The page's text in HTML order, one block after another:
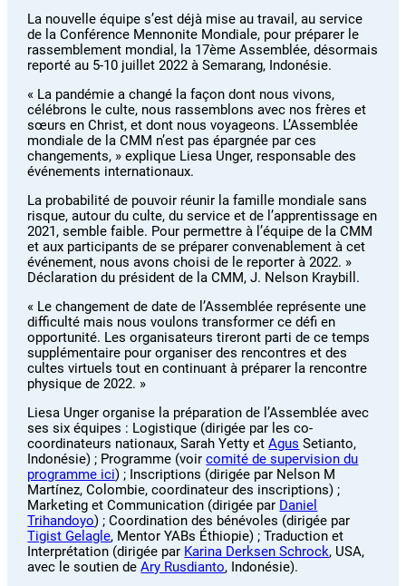
La nouvelle équipe s’est déjà mise au travail, au service
de la Conférence Mennonite Mondiale, pour préparer le
rassemblement mondial, la 17ème Assemblée, désormais
reporté au 5-10 juillet 2022 à Semarang, Indonésie.
« La pandémie a changé la façon dont nous vivons,
célébrons le culte, nous rassemblons avec nos frères et
sœurs en Christ, et dont nous voyageons. L’Assemblée
mondiale de la CMM n’est pas épargnée par ces
changements, » explique Liesa Unger, responsable des
événements internationaux.
La probabilité de pouvoir réunir la famille mondiale sans
risque, autour du culte, du service et de l’apprentissage en
2021, semble faible. Pour permettre à l’équipe de la CMM
et aux participants de se préparer convenablement à cet
événement, nous avons choisi de le reporter à 2022. »
Déclaration du président de la CMM, J. Nelson Kraybill.
« Le changement de date de l’Assemblée représente une
difficulté mais nous voulons transformer ce défi en
opportunité. Les organisateurs tireront parti de ce temps
supplémentaire pour organiser des rencontres et des
cultes virtuels tout en continuant à préparer la rencontre
physique de 2022. »
Liesa Unger organise la préparation de l’Assemblée avec
ses six équipes : Logistique (dirigée par les co-
coordinateurs nationaux, Sarah Yetty etAgus Setianto,
Indonésie) ; Programme (voircomité de supervision du
programme ici) ; Inscriptions (dirigée par Nelson M
Martínez, Colombie, coordinateur des inscriptions) ;
Marketing et Communication (dirigée par Daniel
Trihandoyo) ; Coordination des bénévoles (dirigée par
Tigist Gelagle, Mentor YABs Éthiopie) ; Traduction et
Interprétation (dirigée par Karina Derksen Schrock, USA,
avec le soutien deAry Rusdianto, Indonésie).